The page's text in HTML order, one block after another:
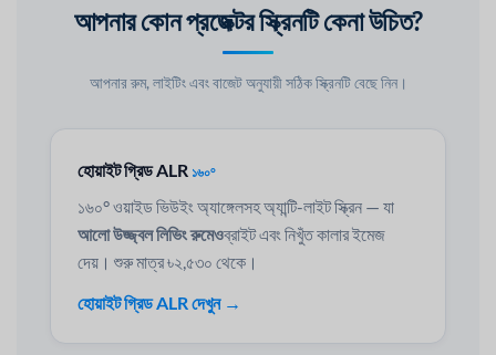
আপনার কোন প্রজেক্টর স্ক্রিনটি কেনা উচিত?
আপনার রুম, লাইটিং এবং বাজেট অনুযায়ী সঠিক স্ক্রিনটি বেছে নিন।
হোয়াইট গ্রিড ALR ১৬০°
১৬০° ওয়াইড ভিউইং অ্যাঙ্গেলসহ অ্যান্টি-লাইট স্ক্রিন — যা
আলো উজ্জ্বল লিভিং রুমেওব্রাইট এবং নিখুঁত কালার ইমেজ
দেয়। শুরু মাত্র ৳২,৫৩০ থেকে।
হোয়াইট গ্রিড ALR দেখুন →